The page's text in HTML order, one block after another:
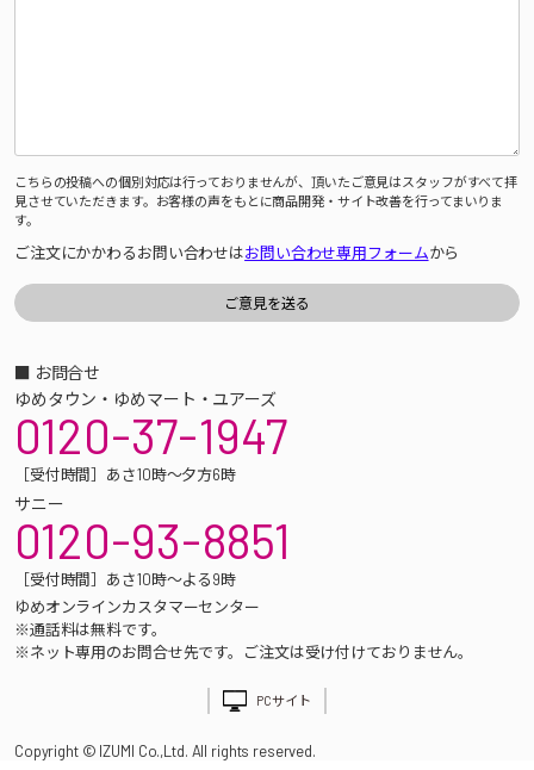
こちらの投稿への個別対応は行っておりませんが、頂いたご意見はスタッフがすべて拝
見させていただきます。お客様の声をもとに商品開発・サイト改善を行ってまいりま
す。
ご注文にかかわるお問い合わせはお問い合わせ専用フォームから
■ お問合せ
ゆめタウン・ゆめマート・ユアーズ
0120-37-1947
［受付時間］あさ10時～夕方6時
サニー
0120-93-8851
［受付時間］あさ10時～よる9時
ゆめオンラインカスタマーセンター
※通話料は無料です。
※ネット専用のお問合せ先です。ご注文は受け付けておりません。
PCサイト
Copyright © IZUMI Co.,Ltd. All rights reserved.